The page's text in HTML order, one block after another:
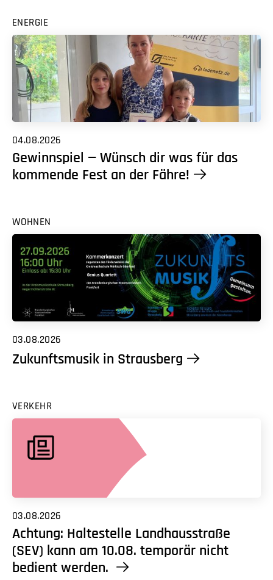
ENERGIE
04.08.2026
Gewinnspiel — Wünsch dir was für das
kommende Fest an der Fähre!
WOHNEN
03.08.2026
Zukunftsmusik in Strausberg
VERKEHR
03.08.2026
Achtung: Haltestelle Landhausstraße
(SEV) kann am 10.08. temporär nicht
bedient werden.